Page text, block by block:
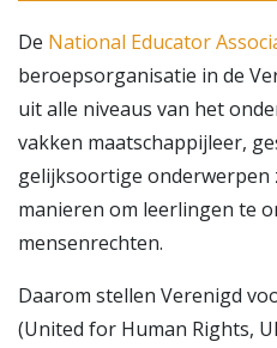
De National Educator
beroepsorganisatie in de
uit alle niveaus van het
vakken maatschappijleer,
gelijksoortige onderwerpen
manieren om leerlingen te
mensenrechten.
Daarom stellen Verenigd
(United for Human Rights,